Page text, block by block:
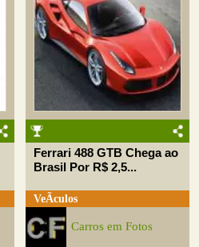
Ferrari 488 GTB Chega ao
Brasil Por R$ 2,5...
VeÃ­culos
Carros em Fotos